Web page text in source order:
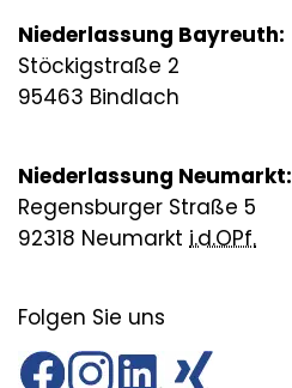
Folgen Sie uns
Niederlassung Bayreuth:
Stöckigstraße 2
95463 Bindlach
Niederlassung Neumarkt:
Regensburger Straße 5
92318 Neumarkt i.d.OPf.